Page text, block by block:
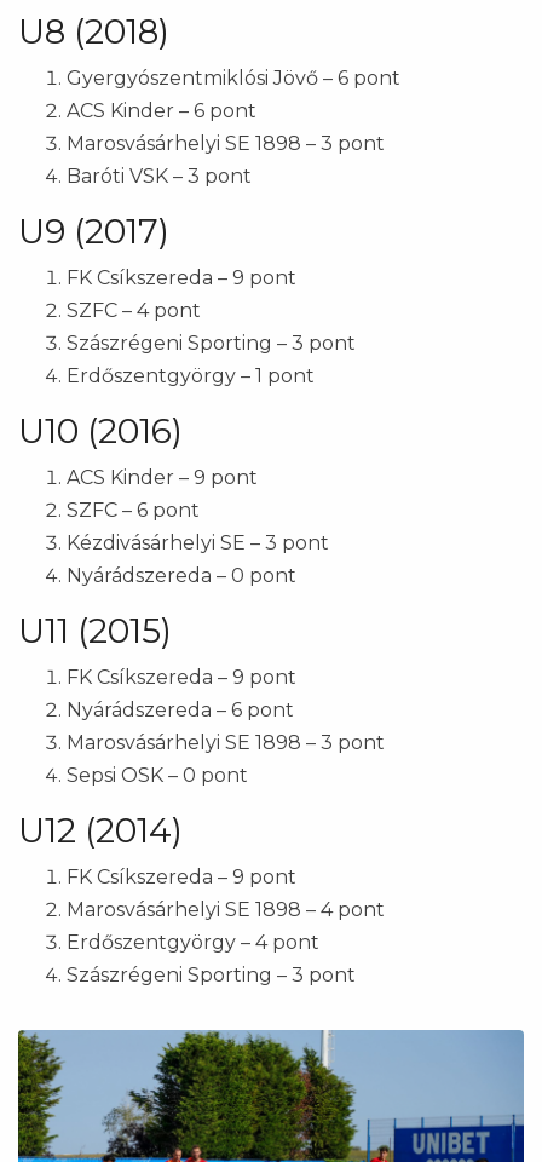
U8 (2018)
Gyergyószentmiklósi Jövő – 6 pont
ACS Kinder – 6 pont
Marosvásárhelyi SE 1898 – 3 pont
Baróti VSK – 3 pont
U9 (2017)
FK Csíkszereda – 9 pont
SZFC – 4 pont
Szászrégeni Sporting – 3 pont
Erdőszentgyörgy – 1 pont
U10 (2016)
ACS Kinder – 9 pont
SZFC – 6 pont
Kézdivásárhelyi SE – 3 pont
Nyárádszereda – 0 pont
U11 (2015)
FK Csíkszereda – 9 pont
Nyárádszereda – 6 pont
Marosvásárhelyi SE 1898 – 3 pont
Sepsi OSK – 0 pont
U12 (2014)
FK Csíkszereda – 9 pont
Marosvásárhelyi SE 1898 – 4 pont
Erdőszentgyörgy – 4 pont
Szászrégeni Sporting – 3 pont